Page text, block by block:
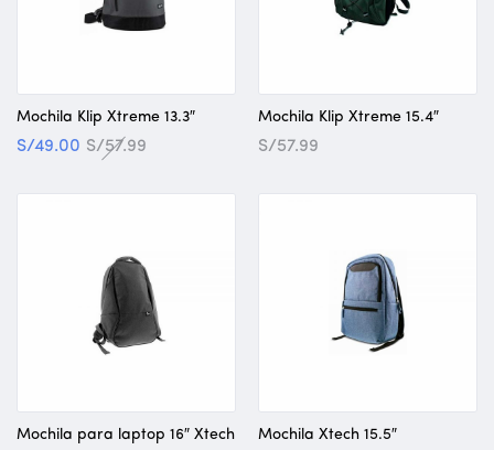
Mochila Klip Xtreme 13.3″
S/57.99
S/49.00
Mochila Klip Xtreme 15.4″
S/57.99
Mochila para laptop 16″ Xtech Mochila Xtech 15.5″